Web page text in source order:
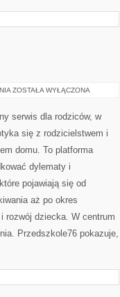
ZABAWY
ZOSTAŁA WYŁĄCZONA
serwis dla rodziców, w
się z rodzicielstwem i
domu. To platforma
dylematy i
pojawiają się od
aż po okres
rozwój dziecka. W centrum
Przedszkole76 pokazuje,